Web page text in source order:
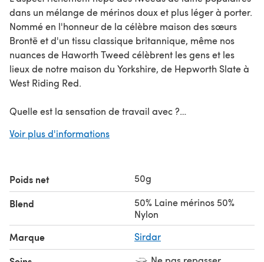
dans un mélange de mérinos doux et plus léger à porter.
Nommé en l'honneur de la célèbre maison des sœurs
Brontë et d'un tissu classique britannique, même nos
nuances de Haworth Tweed célèbrent les gens et les
lieux de notre maison du Yorkshire, de Hepworth Slate à
West Riding Red.
Quelle est la sensation de travail avec ?
moelleux rendant les tricots finis plus doux et plus légers
robustes et au travail des couleurs.
Pour quoi est-il le mieux adapté ?
Des tricots chauds et extérieurs avec un esprit du
Yorkshire (regardez de près et découvrez une rose du
Yorkshire cachée dans notre cardigan en jacquard). Un
Voir plus d'informations
Poids net 50g
Blend
50% Laine mérinos 50%
Nylon
Marque Sirdar